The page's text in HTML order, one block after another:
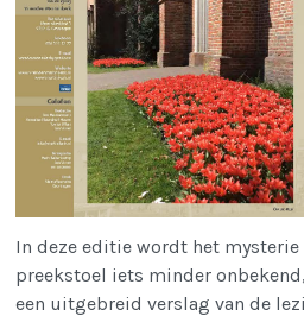
In deze editie wordt het
preekstoel iets minder
een uitgebreid verslag van de